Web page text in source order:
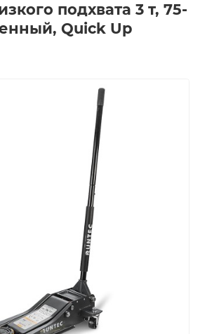
подхвата 3 т, 75-
Quick Up